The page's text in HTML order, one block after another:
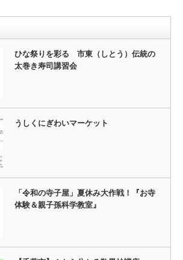
ひな祭りを彩る 市東（しとう）伝統の
太巻き寿司講習会
うしくにぎわいマーケット
「令和の寺子屋」夏休み大作戦！『お寺
体験＆親子孫科学教室』